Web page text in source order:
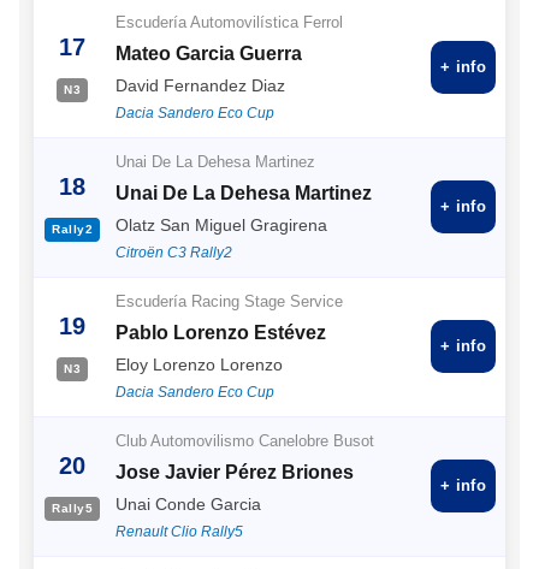
17
N3
Escudería Automovilística Ferrol
Mateo Garcia Guerra
David Fernandez Diaz
Dacia Sandero Eco Cup
+ info
18
Rally2
Unai De La Dehesa Martinez
Unai De La Dehesa Martinez
Olatz San Miguel Gragirena
Citroën C3 Rally2
+ info
19
N3
Escudería Racing Stage Service
Pablo Lorenzo Estévez
Eloy Lorenzo Lorenzo
Dacia Sandero Eco Cup
+ info
20
Rally5
Club Automovilismo Canelobre Busot
Jose Javier Pérez Briones
Unai Conde Garcia
Renault Clio Rally5
+ info